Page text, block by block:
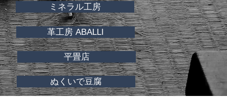
ミネラル工房
革工房 ABALLI
平畳店
ぬくいで豆腐